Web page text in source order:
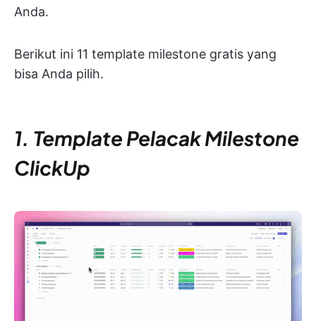
Anda.
Berikut ini 11 template milestone gratis yang
bisa Anda pilih.
1. Template Pelacak Milestone
ClickUp